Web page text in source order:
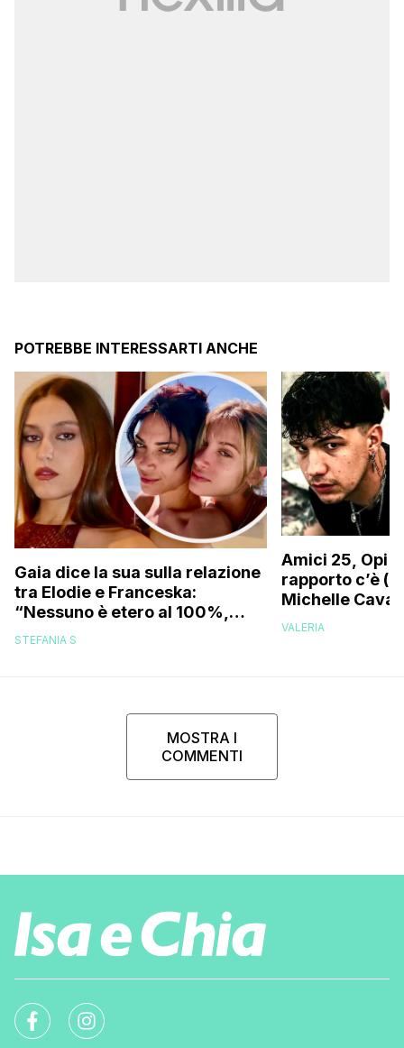
POTREBBE INTERESSARTI ANCHE
Gaia dice la sua sulla relazione
tra Elodie e Franceska:
“Nessuno è etero al 100%,
trovo folle che…”
STEFANIA S
Amici 25, Opi
rapporto c’è
Michelle
VALERIA
MOSTRA I
COMMENTI